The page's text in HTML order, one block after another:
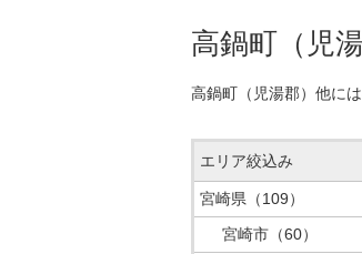
高鍋町（児
高鍋町（児湯郡）他に
エリア絞込み
宮崎県 （109）
宮崎市 （60）